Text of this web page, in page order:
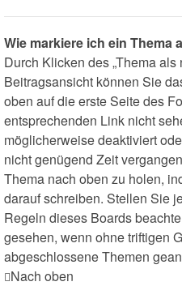
Wie markiere ich ein Thema
Durch Klicken des „Thema
Beitragsansicht können Sie
oben auf die erste Seite des
entsprechenden Link nicht
möglicherweise deaktiviert
nicht genügend Zeit
Thema nach oben zu holen,
darauf schreiben. Stellen Sie
Regeln dieses Boards
gesehen, wenn ohne triftigen
abgeschlossene Themen
Nach oben